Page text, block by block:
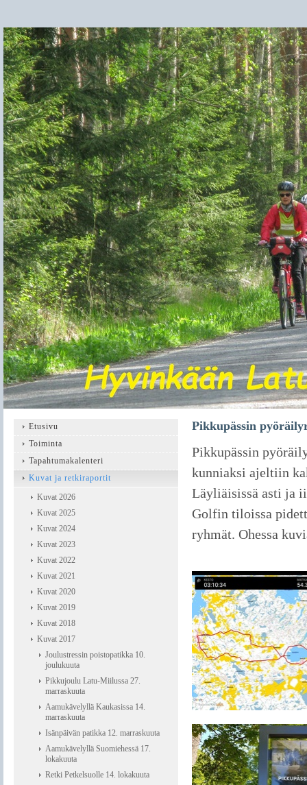
Pikkupässin
Pikkupässin
kunniaksi ajeltiin
Läyliäisissä asti ja
Golfin tiloissa
ryhmät. Ohessa
Etusivu
Toiminta
Tapahtumakalenteri
Kuvat ja retkiraportit
Kuvat 2026
Kuvat 2025
Kuvat 2024
Kuvat 2023
Kuvat 2022
Kuvat 2021
Kuvat 2020
Kuvat 2019
Kuvat 2018
Kuvat 2017
Joulustressin poistopatikka 10.
joulukuuta
Pikkujoulu Latu-Miilussa 27.
marraskuuta
Aamukävelyllä Kaukasissa 14.
marraskuuta
Isänpäivän patikka 12. marraskuuta
Aamukävelyllä Suomiehessä 17.
lokakuuta
Retki Petkelsuolle 14. lokakuuta